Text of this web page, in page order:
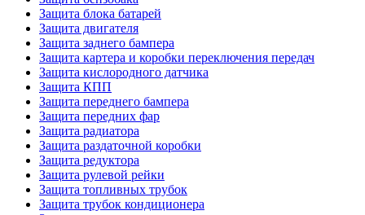
Защита блока батарей
Защита двигателя
Защита заднего бампера
Защита картера и коробки переключения передач
Защита кислородного датчика
Защита КПП
Защита переднего бампера
Защита передних фар
Защита радиатора
Защита раздаточной коробки
Защита редуктора
Защита рулевой рейки
Защита топливных трубок
Защита трубок кондиционера